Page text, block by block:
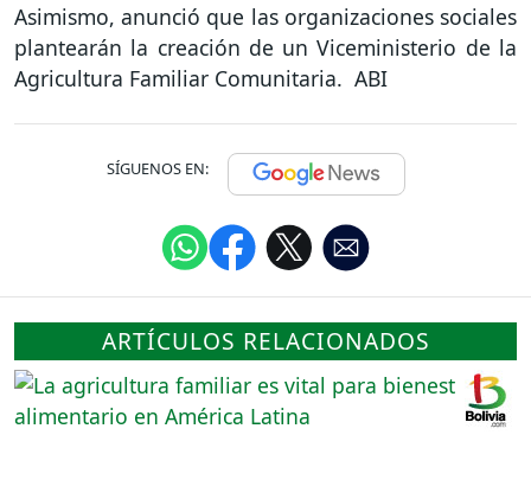
Asimismo, anunció que las organizaciones sociales
plantearán la creación de un Viceministerio de la
Agricultura Familiar Comunitaria. ABI
SÍGUENOS EN:
ARTÍCULOS RELACIONADOS